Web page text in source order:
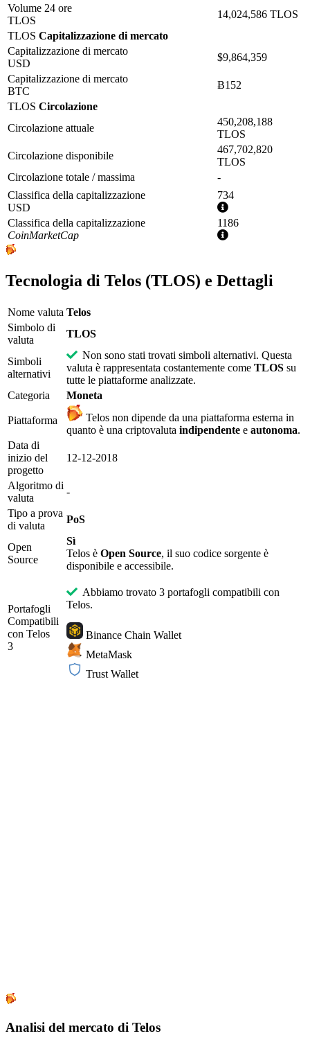
Volume 24 ore
TLOS
14,024,586 TLOS
TLOS Capitalizzazione di mercato
Capitalizzazione di mercato
USD
$9,864,359
Capitalizzazione di mercato
BTC
Ƀ152
TLOS Circolazione
Circolazione attuale
450,208,188
TLOS
Circolazione disponibile
467,702,820
TLOS
Circolazione totale / massima
-
Classifica della capitalizzazione
USD
734
Ulteriori
informazioni
Classifica della capitalizzazione
CoinMarketCap
1186
Ulteriori
Tecnologia di Telos (TLOS) e Dettagli
Nome valuta Telos
Simbolo di
valuta
TLOS
Simboli
alternativi
Non sono stati trovati simboli alternativi. Questa
valuta è rappresentata costantemente come TLOS su
tutte le piattaforme analizzate.
Categoria
Moneta
Piattaforma
Telos non dipende da una piattaforma esterna in
quanto è una criptovaluta indipendente e autonoma.
Data di
inizio del
progetto
12-12-2018
Algoritmo di
valuta
-
Tipo a prova
di valuta
PoS
Open
Source
Sì
Telos è Open Source, il suo codice sorgente è
disponibile e accessibile.
Portafogli
Compatibili
con Telos
3
Abbiamo trovato 3 portafogli compatibili con
Telos.
Binance Chain Wallet
MetaMask
Trust Wallet
Analisi del mercato di Telos